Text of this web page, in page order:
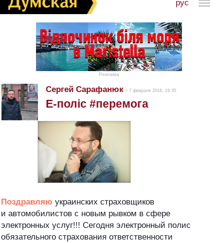
рус
Реклама
Сергей Сарафанюк / 7 февраля 2018, 19:35
Е-поліс #перемога
Поздравляю украинских страховщиков
и автомобилистов с новым рывком в сфере
электронных услуг!!! Сегодня электронный полис
обязательного страхования ответственности